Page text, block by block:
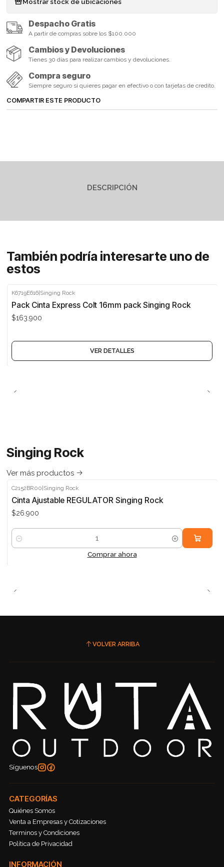
Despacho Gratis
A partir de compras sobre los $100.000
Cambios y Devoluciones
Tienes 30 días para realizar cambios y devoluciones.
Compra seguro
Siempre seguro si quieres pagar en efectivo o con tarjetas de credito.
COMPARTIR ESTE PRODUCTO
DESCRIPCIÓN
También podría interesarte uno de
estos
Agotado
K6719E616|Singing Rock
Pack Cinta Express Colt 16mm pack Singing Rock
$163.900
VER DETALLES
Singing Rock
Ver más productos
C2152BR00 Singing Rock
Cinta Ajustable REGULATOR Singing Rock
$26.900
Cantidad
Comprar ahora
VOLVER ARRIBA
Síguenos
CATEGORÍAS
Quiénes Somos
Venta a Empresas y Cotizaciones
Terminos y Condiciones
Política de Privacidad
INFORMACIÓN